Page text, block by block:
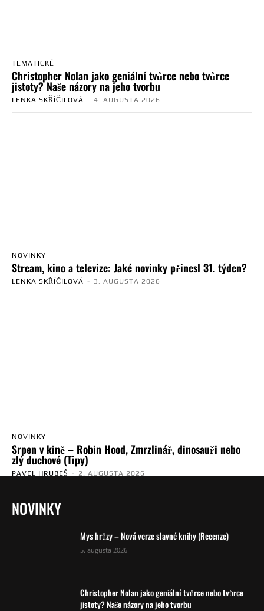
TEMATICKÉ
Christopher Nolan jako geniální tvůrce nebo tvůrce
jistoty? Naše názory na jeho tvorbu
LENKA SKŘÍČILOVÁ - 4. AUGUSTA 2026
NOVINKY
Stream, kino a televize: Jaké novinky přinesl 31. týden?
LENKA SKŘÍČILOVÁ - 3. AUGUSTA 2026
NOVINKY
Srpen v kině – Robin Hood, Zmrzlinář, dinosauři nebo
zlý duchové (Tipy)
PAVEL HRUBEŠ - 2. AUGUSTA 2026
NOVINKY
Mys hrůzy – Nová verze slavné knihy (Recenze)
5. augusta 2026
Christopher Nolan jako geniální tvůrce nebo tvůrce
jistoty? Naše názory na jeho tvorbu